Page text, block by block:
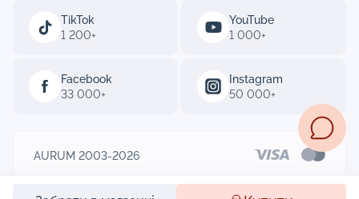
TikTok
1 200+
YouTube
1 000+
Facebook
33 000+
Instagram
50 000+
AURUM 2003-2026